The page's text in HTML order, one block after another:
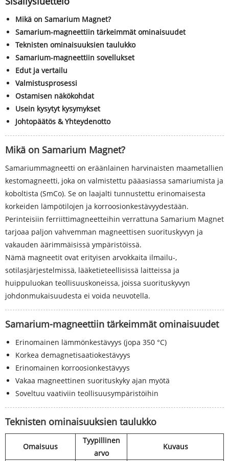
Mikä on Samarium Magnet?
Samarium-magneettiin tärkeimmät ominaisuudet
Teknisten ominaisuuksien taulukko
Samarium-magneettiin sovellukset
Edut ja vertailu
Valmistusprosessi
Ostamisen näkökohdat
Usein kysytyt kysymykset
Johtopäätös & Yhteydenotto
Mikä on Samarium Magnet?
Samariummagneetti on eräänlainen harvinaisten maametallien
kestomagneetti, joka on valmistettu pääasiassa samariumista ja
koboltista (SmCo). Se on laajalti tunnustettu erinomaisesta
korkeiden lämpötilojen ja korroosionkestävyydestään.
Perinteisiin ferriittimagneetteihin verrattuna Samarium Magnet
tarjoaa paljon vahvemman magneettisen suorituskyvyn ja
vakauden äärimmäisissä ympäristöissä.
Nämä magneetit ovat erityisen arvokkaita ilmailu-,
sotilasjärjestelmissä, lääketieteellisissä laitteissa ja
huippuluokan teollisuuskoneissa, joissa suorituskyvyn
johdonmukaisuudesta ei voida neuvotella.
Samarium-magneettiin tärkeimmät ominaisuudet
Erinomainen lämmönkestävyys (jopa 350 °C)
Korkea demagnetisaatiokestävyys
Erinomainen korroosionkestävyys
Vakaa magneettinen suorituskyky ajan myötä
Soveltuu vaativiin teollisuusympäristöihin
Teknisten ominaisuuksien taulukko
Omaisuus
Tyypillinen
arvo
Kuvaus